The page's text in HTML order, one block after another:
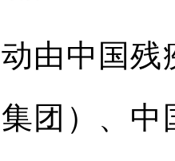
中国残
团）、